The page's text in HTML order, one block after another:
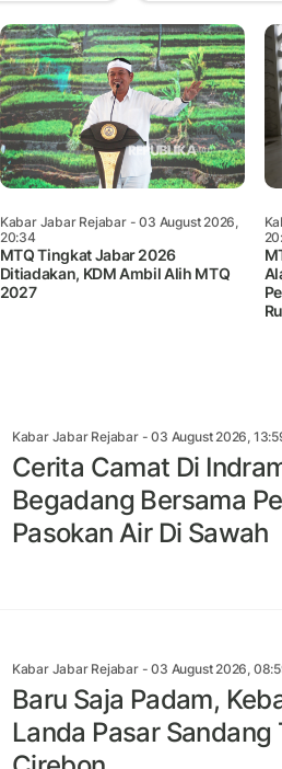
Kabar Jabar Rejabar- 03 August 2026,
20:34
MTQ Tingkat Jabar 2026
Ditiadakan, KDM Ambil Alih MTQ
2027
Kabar Jabar Rejabar- 03 August 2026,
Cerita Camat Di
Begadang Bersama
Pasokan Air Di Sawah
Kabar Jabar Rejabar- 03 August 2026,
Baru Saja Padam,
Landa Pasar Sandang